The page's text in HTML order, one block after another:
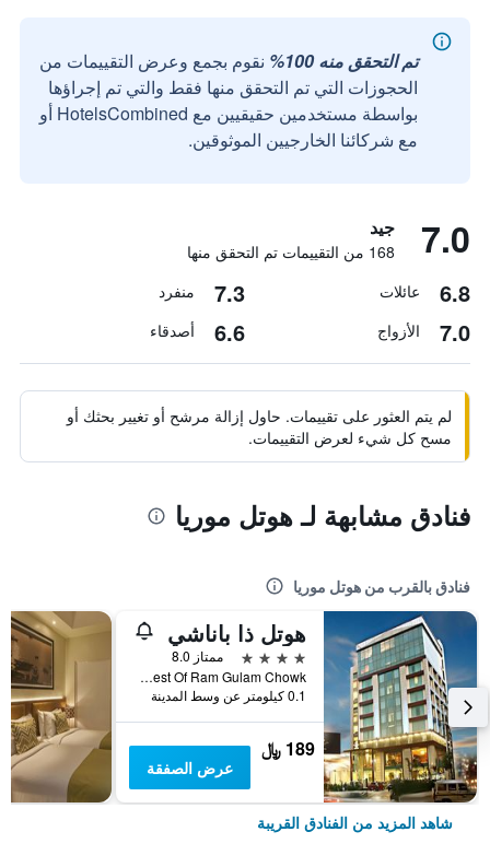
تم التحقق منه 100%
نقوم بجمع وعرض التقييمات من
الحجوزات التي تم التحقق منها فقط والتي تم إجراؤها
بواسطة مستخدمين حقيقيين مع HotelsCombined أو
مع شركائنا الخارجيين الموثوقين.
7.0 جيد
168 من التقييمات تم التحقق منها
6.8 عائلات 7.3 منفرد
7.0 الأزواج 6.6 أصدقاء
لم يتم العثور على تقييمات. حاول إزالة مرشح أو تغيير بحثك أو
مسح كل شيء لعرض التقييمات.
فنادق مشابهة لـ هوتل موريا
فنادق بالقرب من هوتل موريا
هوتل ذا باناشي
4 نجوم
ممتاز 8.0
West Of Ram Gulam Chowk, باتنا, الهند
0.1 كيلومتر عن وسط المدينة
189 ﷼
عرض الصفقة
شاهد المزيد من الفنادق القريبة